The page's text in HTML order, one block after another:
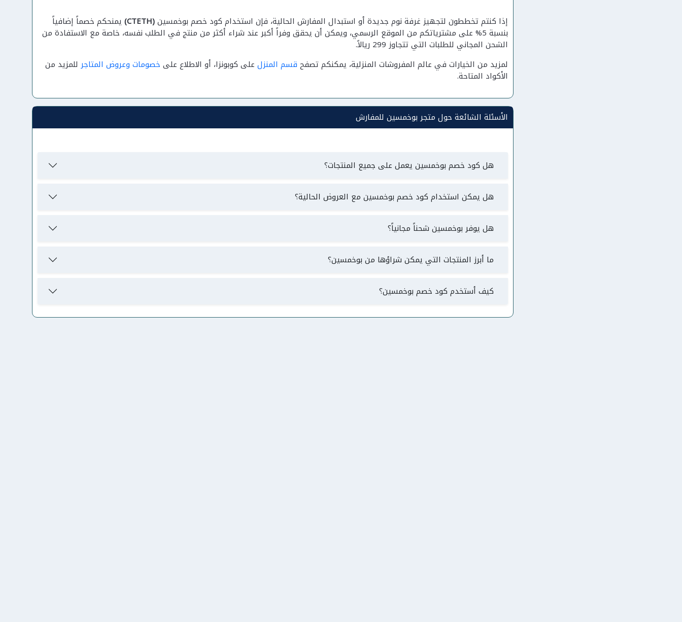
إذا كنتم تخططون لتجهيز غرفة نوم جديدة أو استبدال المفارش الحالية، فإن استخدام كود خصم بوخمسين(CTETH)
يمنحكم خصماً إضافياً
بنسبة 5% على مشترياتكم من الموقع الرسمي، ويمكن أن يحقق وفراً أكبر عند شراء أكثر من منتج في الطلب نفسه، خاصة مع الاستفادة من
الشحن المجاني للطلبات التي تتجاوز 299 ريالاً.
لمزيد من الخيارات في عالم المفروشات المنزلية، يمكنكم تصفح قسم المنزل على كوبونزا، أو الاطلاع على خصومات وعروض المتاجر للمزيد من
الأكواد المتاحة.
الأسئلة الشائعة حول متجر بوخمسين للمفارش
هل كود خصم بوخمسين يعمل على جميع المنتجات؟
هل يمكن استخدام كود خصم بوخمسين مع العروض الحالية؟
هل يوفر بوخمسين شحناً مجانياً؟
ما أبرز المنتجات التي يمكن شراؤها من بوخمسين؟
كيف أستخدم كود خصم بوخمسين؟